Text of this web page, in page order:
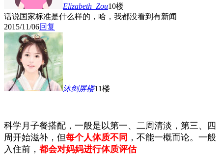
Elizabeth_Zou10楼
话说国家标准是什么样的，哈，我都没看到有新闻
2015/11/06回复
沐剑屏楼11楼
科学月子餐搭配，一般是以第一、二周清淡，第三、四
周开始滋补，但每个人体质不同 ，不能一概而论。一般
入住前， 都会对妈妈进行体质评估